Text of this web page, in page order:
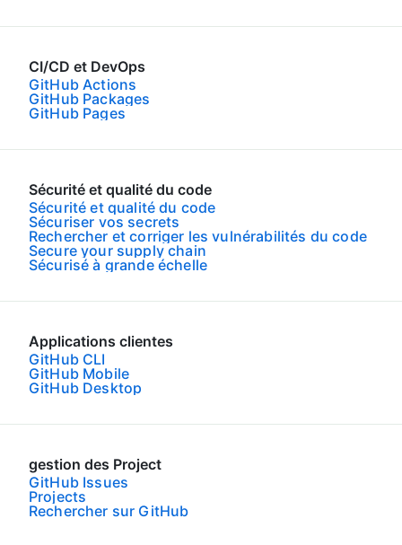
CI/CD et DevOps
GitHub Actions
GitHub Packages
GitHub Pages
Sécurité et qualité du code
Sécurité et qualité du code
Sécuriser vos secrets
Rechercher et corriger les vulnérabilités du code
Secure your supply chain
Sécurisé à grande échelle
Applications clientes
GitHub CLI
GitHub Mobile
GitHub Desktop
gestion des Project
GitHub Issues
Projects
Rechercher sur GitHub